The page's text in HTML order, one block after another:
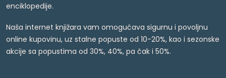
enciklopedije.
Naša internet knjižara vam omogućava sigurnu i povoljnu
online kupovinu, uz stalne popuste od 10-20%, kao i sezonske
akcije sa popustima od 30%, 40%, pa čak i 50%.